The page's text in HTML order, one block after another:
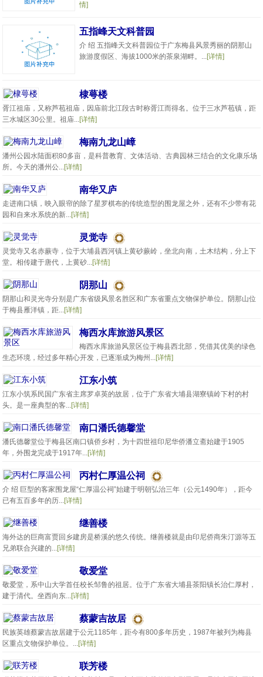
情]
五指峰天文科普园
介 绍 五指峰天文科普园位于广东梅县风景秀丽的阴那山
旅游度假区、海拔1000米的茶泉湖畔。...[详情]
棣萼楼
胥江祖庙，又称芦苞祖庙，因庙前北江段古时称胥江而得名。位于三水芦苞镇，距
三水城区30公里。祖庙...[详情]
梅南九龙山嶂
潘州公园水陆面积80多亩，是科普教育、文体活动、古典园林三结合的文化康乐场
所。今天的潘州公...[详情]
南华又庐
走进南口镇，映入眼帘的除了星罗棋布的传统造型的围龙屋之外，还有不少带有花
园和自来水系统的新...[详情]
灵觉寺
灵觉寺又名赤蕨寺，位于大埔县西河镇上黄砂蕨岭，坐北向南，土木结构，分上下
堂。相传建于唐代，上黄砂...[详情]
阴那山
阴那山和灵光寺分别是广东省级风景名胜区和广东省重点文物保护单位。阴那山位
于梅县雁洋镇，距...[详情]
梅西水库旅游风景区
梅西水库旅游风景区位于梅县西北部，凭借其优美的绿色
生态环境，经过多年精心开发，已逐渐成为梅州...[详情]
江东小筑
江东小筑系民国广东省主席罗卓英的故居，位于广东省大埔县湖寮镇岭下村的村
头。是一座典型的客...[详情]
南口潘氏德馨堂
潘氏德馨堂位于梅县区南口镇侨乡村，为十四世祖印尼华侨潘立斋始建于1905
年，外围龙完成于1917年...[详情]
丙村仁厚温公祠
介 绍 巨型的客家围龙屋“仁厚温公祠”始建于明朝弘治三年（公元1490年），距今
已有五百多年的历...[详情]
继善楼
海外达的巨商富贾回乡建房是桥溪的悠久传统。继善楼就是由印尼侨商朱汀源等五
兄弟联合兴建的...[详情]
敬爱堂
敬爱堂，系中山大学首任校长邹鲁的祖居。位于广东省大埔县茶阳镇长治仁厚村，
建于清代。坐西向东...[详情]
蔡蒙吉故居
民族英雄蔡蒙吉故居建于公元1185年，距今有800多年历史，1987年被列为梅县
区重点文物保护单位。...[详情]
联芳楼